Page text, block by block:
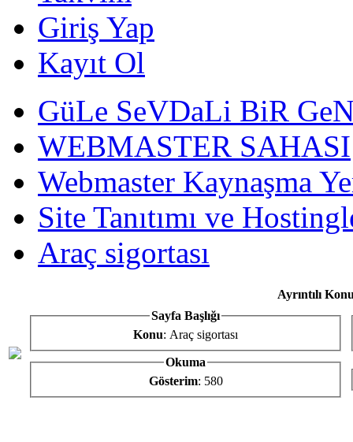
Giriş Yap
Kayıt Ol
GüLe SeVDaLi BiR
WEBMASTER SAHASI
Webmaster Kaynaşma
Site Tanıtımı ve
Araç sigortası
Ayrıntılı
Sayfa Başlığı
Konu: Araç sigortası
Okuma
Gösterim: 580